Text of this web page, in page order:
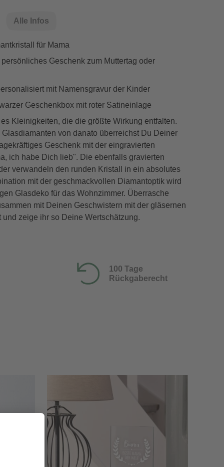
Alle Infos
für Mama
Geschenk zum Muttertag oder
mit Namensgravur der Kinder
Geschenkbox mit roter Satineinlage
Kleinigkeiten, die die größte Wirkung entfalten.
Glasdiamanten von danato überreichst Du Deiner
Geschenk mit der eingravierten
ich habe Dich lieb". Die ebenfalls gravierten
verwandeln den runden Kristall in ein absolutes
mit der geschmackvollen Diamantoptik wird
Glasdeko für das Wohnzimmer. Überrasche
mit Deinen Geschwistern mit der gläsernen
und zeige ihr so Deine Wertschätzung.
100 Tage
Rückgaberecht